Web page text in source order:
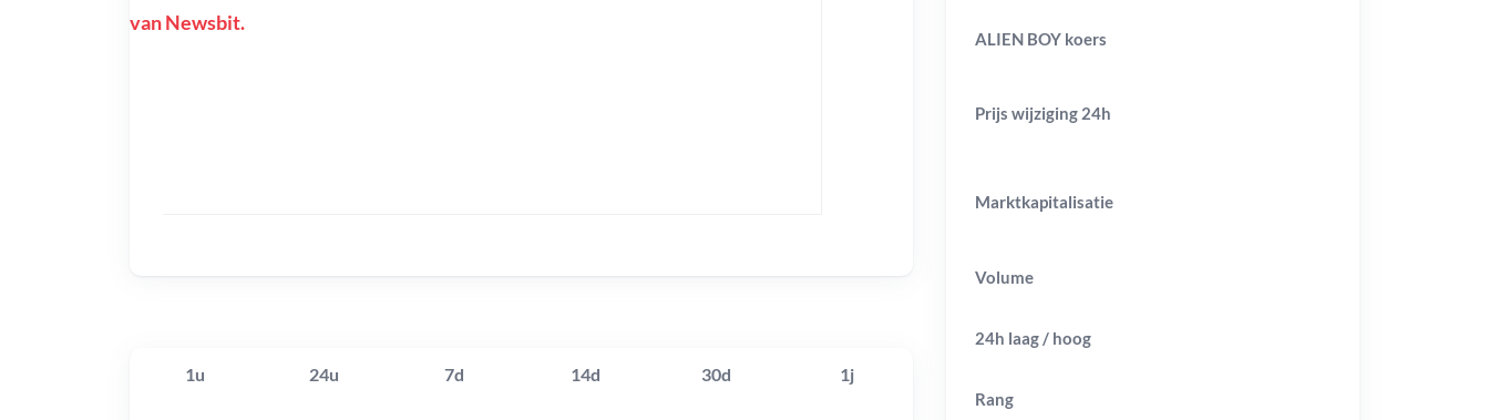
van Newsbit.
1u 24u 7d 14d 30d 1j
ALIEN BOY koers
Prijs wijziging 24h
Marktkapitalisatie
Volume
24h laag / hoog
Rang